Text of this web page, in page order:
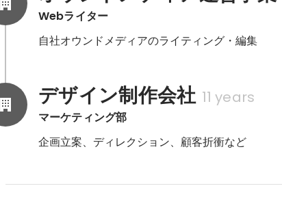
Webライター
自社オウンドメディアのライティング・編集
デザイン制作会社 11 years
マーケティング部
企画立案、ディレクション、顧客折衝など